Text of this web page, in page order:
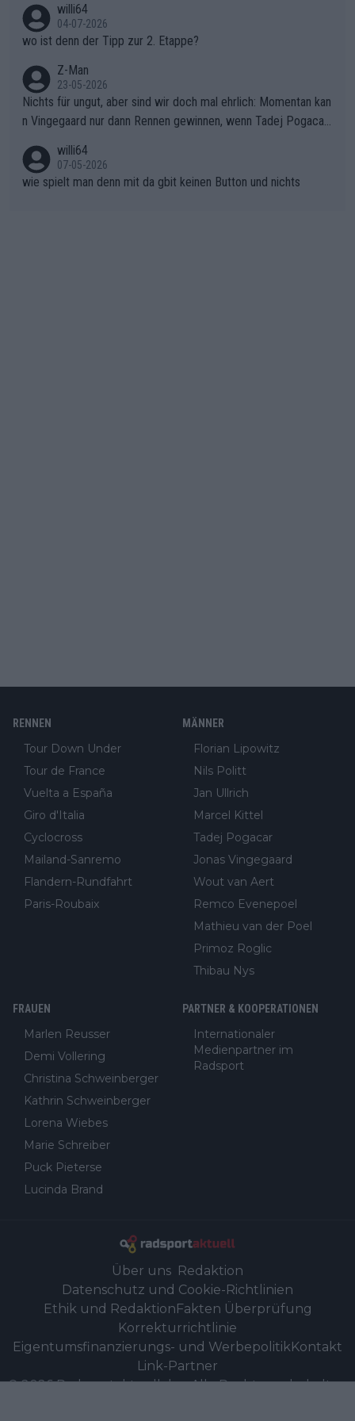
gibt. Diese Etappe wird sicher als der psychologische Wendep
unkt dieser Tour in die Geschichte eingehen. Wenn man bei so
einem harten Aufstieg einmal den Moment verpasst und der K
onkurrentin die "zweite Luft" schenkt, ist der Schaden am Ber
g kaum noch zu reparieren.Vor uns liegt nun das große Finale R
ichtung Nizza. Niewiadoma hat psychologisch Oberwasser, ab
er SD Worx und Vollering müssen jetzt All-In gehen. (gregman
n)
willi64
04-07-2026
wo ist denn der Tipp zur 2. Etappe?
Z-Man
23-05-2026
Nichts für ungut, aber sind wir doch mal ehrlich: Momentan kan
n Vingegaard nur dann Rennen gewinnen, wenn Tadej Pogacar
willi64
07-05-2026
wie spielt man denn mit da gbit keinen Button und nichts
RENNEN
Tour Down Under
Tour de France
Vuelta a España
Giro d'Italia
Cyclocross
Mailand-Sanremo
Flandern-Rundfahrt
Paris-Roubaix
MÄNNER
Florian Lipowitz
Nils Politt
Jan Ullrich
Marcel Kittel
Tadej Pogacar
Jonas Vingegaard
Wout van Aert
Remco Evenepoel
Mathieu van der Poel
Primoz Roglic
Thibau Nys
FRAUEN
Marlen Reusser
Demi Vollering
Christina Schweinberger
Kathrin Schweinberger
Lorena Wiebes
Marie Schreiber
Puck Pieterse
Lucinda Brand
PARTNER & KOOPERATIONEN
Internationaler
Medienpartner im
Radsport
Über uns Redaktion
Datenschutz und Cookie-Richtlinien
Ethik und RedaktionFakten Überprüfung
Korrekturrichtlinie
Eigentumsfinanzierungs- und WerbepolitikKontakt
Link-Partner
©2026 Radsportaktuell.de-Alle Rechte vorbehalten